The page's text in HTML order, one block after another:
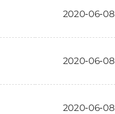
2020-06-08
2020-06-08
2020-06-08